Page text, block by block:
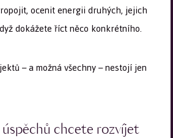
ocenit energii druhých, jejich
dokážete říct něco konkrétního.
– a možná všechny – nestojí jen
chcete rozvíjet